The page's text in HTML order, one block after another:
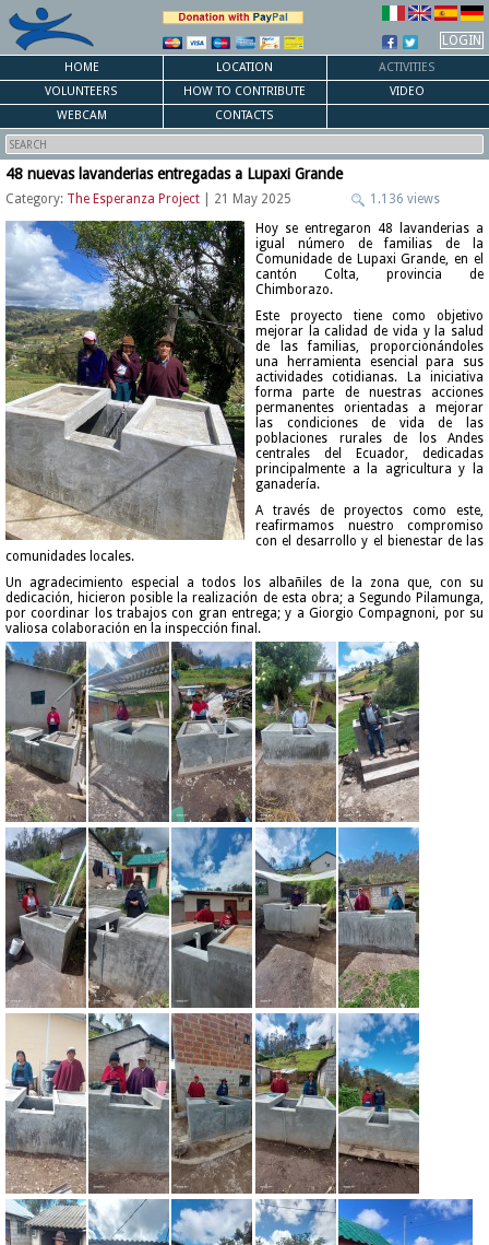
LOGIN
HOME LOCATION
ACTIVITIES
VOLUNTEERS
HOW TO CONTRIBUTE
VIDEO
WEBCAM
CONTACTS
48 nuevas lavanderias entregadas a Lupaxi Grande
Category: The Esperanza Project | 21 May 2025
1.136 views
Hoy se entregaron 48 lavanderias a
igual número de familias de la
Comunidade de Lupaxi Grande, en el
cantón Colta, provincia de
Chimborazo.
Este proyecto tiene como objetivo
mejorar la calidad de vida y la salud
de las familias, proporcionándoles
una herramienta esencial para sus
actividades cotidianas. La iniciativa
forma parte de nuestras acciones
permanentes orientadas a mejorar
las condiciones de vida de las
poblaciones rurales de los Andes
centrales del Ecuador, dedicadas
principalmente a la agricultura y la
ganadería.
A través de proyectos como este,
reafirmamos nuestro compromiso
con el desarrollo y el bienestar de las
comunidades locales.
Un agradecimiento especial a todos los albañiles de la zona que, con su
dedicación, hicieron posible la realización de esta obra; a Segundo Pilamunga,
por coordinar los trabajos con gran entrega; y a Giorgio Compagnoni, por su
valiosa colaboración en la inspección final.